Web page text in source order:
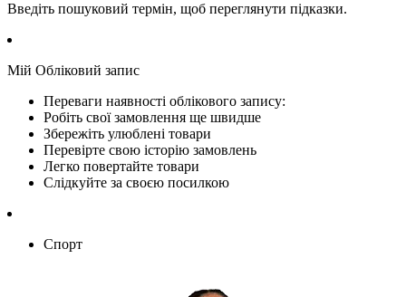
Введіть пошуковий термін, щоб переглянути підказки.
Мій Обліковий запис
Переваги наявності облікового запису:
Робіть свої замовлення ще швидше
Збережіть улюблені товари
Перевірте свою історію замовлень
Легко повертайте товари
Слідкуйте за своєю посилкою
Спорт